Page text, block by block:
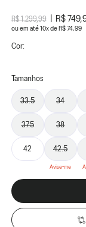
R$ 1.299,99 R$
ou 10xde R$ 74,99
Cor:
Tamanhos
33.5 34
37.5 38
42 42.5